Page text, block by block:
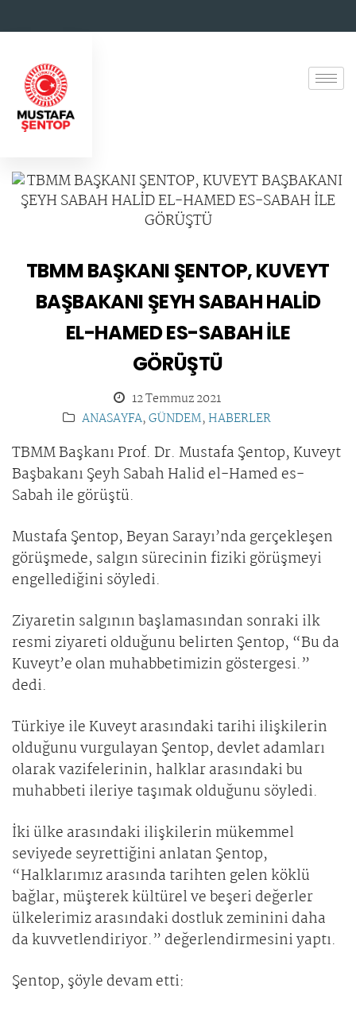
TBMM BAŞKANI ŞENTOP, KUVEYT
BAŞBAKANI ŞEYH SABAH HALİD
EL-HAMED ES-SABAH İLE
GÖRÜŞTÜ
12 Temmuz 2021
ANASAYFA,GÜNDEM,HABERLER
TBMM Başkanı Prof. Dr. Mustafa Şentop, Kuveyt
Başbakanı Şeyh Sabah Halid el-Hamed es-
Sabah ile görüştü.
Mustafa Şentop, Beyan Sarayı’nda gerçekleşen
görüşmede, salgın sürecinin fiziki görüşmeyi
engellediğini söyledi.
Ziyaretin salgının başlamasından sonraki ilk
resmi ziyareti olduğunu belirten Şentop, “Bu da
Kuveyt’e olan muhabbetimizin göstergesi.”
dedi.
Türkiye ile Kuveyt arasındaki tarihi ilişkilerin
olduğunu vurgulayan Şentop, devlet adamları
olarak vazifelerinin, halklar arasındaki bu
muhabbeti ileriye taşımak olduğunu söyledi.
İki ülke arasındaki ilişkilerin mükemmel
seviyede seyrettiğini anlatan Şentop,
“Halklarımız arasında tarihten gelen köklü
bağlar, müşterek kültürel ve beşeri değerler
ülkelerimiz arasındaki dostluk zeminini daha
da kuvvetlendiriyor.” değerlendirmesini yaptı.
Şentop, şöyle devam etti: